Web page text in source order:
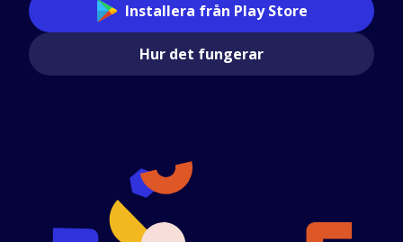
Installera från Play Store
Hur det fungerar